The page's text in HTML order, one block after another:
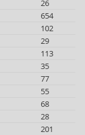
26
654
102
29
113
35
77
55
68
28
201